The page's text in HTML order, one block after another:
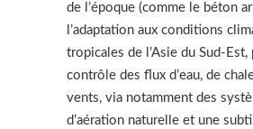
de l’époque (comme le béton
l’adaptation aux conditions
tropicales de l’Asie du Sud-Est,
contrôle des flux d’eau, de
vents, via notamment des
d’aération naturelle et une